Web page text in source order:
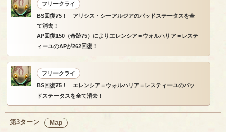
フリークライ
BS回復75！ アリシス・シーアルジアのバッドステータスを全
て消去！
AP回復150（奇跡75）によりエレンシア＝ウォルハリア＝レステ
ィーユのAPが262回復！
フリークライ
BS回復75！ エレンシア＝ウォルハリア＝レスティーユのバッ
ドステータスを全て消去！
第3ターン Map